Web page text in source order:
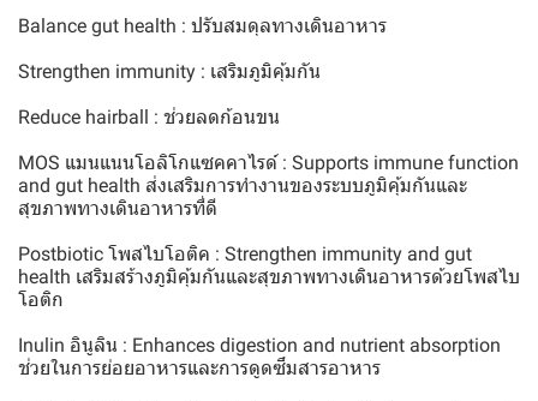
Balance gut health : ปรับสมดุลทางเดินอาหาร
Strengthen immunity : เสริมภูมิคุ้มกัน
Reduce hairball : ช่วยลดก้อนขน
MOS แมนแนนโอลิโกแซคคาไรด์ : Supports immune function
and gut health ส่งเสริมการทำงานของระบบภูมิคุ้มกันและ
สุขภาพทางเดินอาหารที่ดี
Postbiotic โพสไบโอติค : Strengthen immunity and gut
health เสริมสร้างภูมิคุ้มกันและสุขภาพทางเดินอาหารด้วยโพสไบ
โอติก
Inulin อินูลิน : Enhances digestion and nutrient absorption
ช่วยในการย่อยอาหารและการดูดซึมสารอาหาร